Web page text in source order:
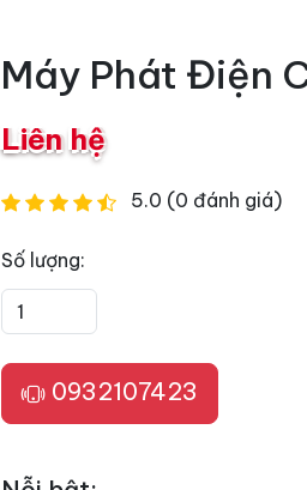
Máy Phát Điện
Liên hệ
5.0 (0 đánh giá)
Số lượng:
0932107423